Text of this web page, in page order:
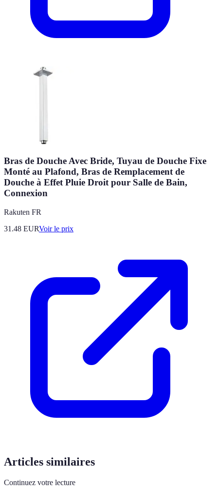
Bras de Douche Avec Bride, Tuyau de Douche Fixe
Monté au Plafond, Bras de Remplacement de
Douche à Effet Pluie Droit pour Salle de Bain,
Connexion
Rakuten FR
31.48 EURVoir le prix
Articles similaires
Continuez votre lecture